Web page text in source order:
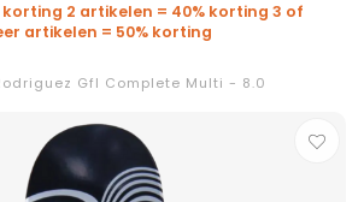
korting 2 artikelen = 40% korting 3 of
artikelen = 50% korting
Gfl Complete Multi - 8.0